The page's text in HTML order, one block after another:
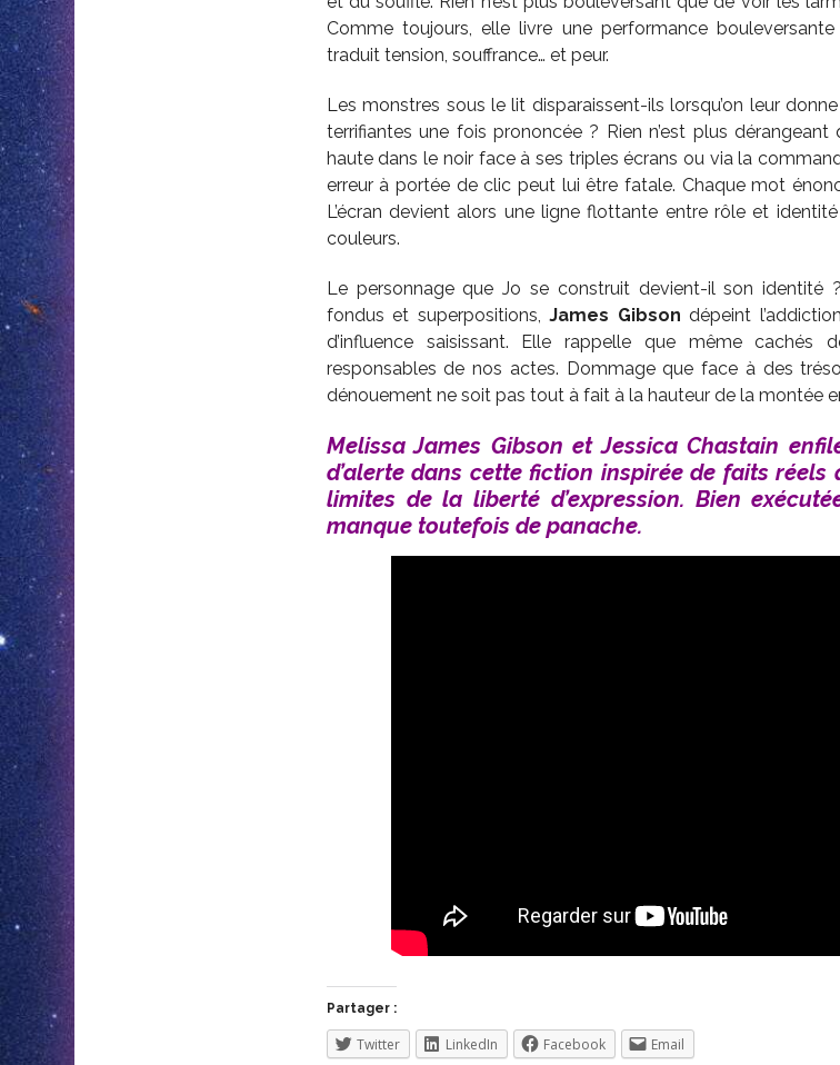
Comme toujours, elle livre une performance
traduit tension, souffrance… et peur.
Les monstres sous le lit disparaissent-ils lorsqu’on leur
terrifiantes une fois prononcée ? Rien n’est plus
haute dans le noir face à ses triples écrans ou via la
erreur à portée de clic peut lui être fatale. Chaque mot
L’écran devient alors une ligne flottante entre rôle et
couleurs.
Le personnage que Jo se construit devient-il son identité
fondus et superpositions,James Gibson dépeint
d’influence saisissant. Elle rappelle que même cachés
responsables de nos actes. Dommage que face à des
dénouement ne soit pas tout à fait à la hauteur de la montée
Melissa James Gibson et Jessica Chastain
d’alerte dans cette fiction inspirée de faits
limites de la liberté d’expression. Bien
manque toutefois de panache.
Partager :
Twitter LinkedIn Facebook Email